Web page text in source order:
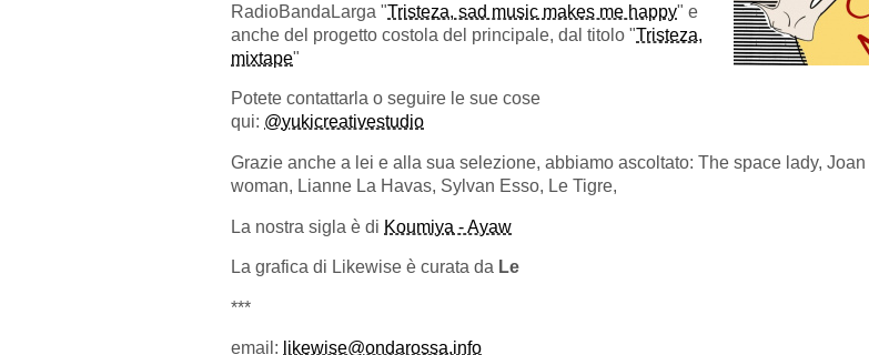
RadioBandaLarga "Tristeza, sad music makes me happy" e
anche del progetto costola del principale, dal titolo "Tristeza,
mixtape"
Potete contattarla o seguire le sue cose
qui: @yukicreativestudio
Grazie anche a lei e alla sua selezione, abbiamo ascoltato: The space lady,
woman, Lianne La Havas, Sylvan Esso, Le Tigre,
La nostra sigla è di Koumiya - Ayaw
La grafica di Likewise è curata da Le
***
email: likewise@ondarossa.info